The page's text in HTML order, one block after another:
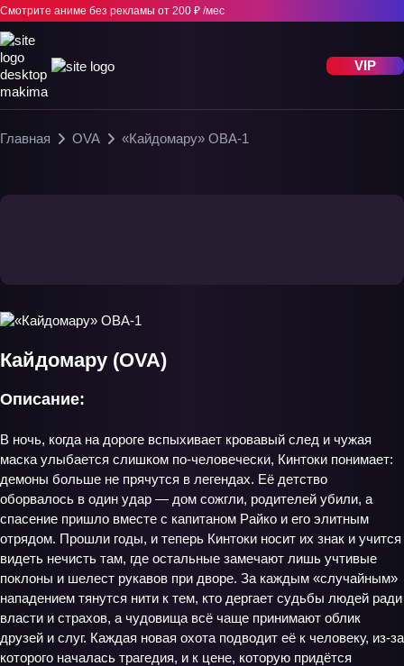
Смотрите аниме без рекламы от 200 ₽ /мес
VIP
Главная OVA «Кайдомару» ОВА-1
Кайдомару (OVA)
Описание:
В ночь, когда на дороге вспыхивает кровавый след и чужая
маска улыбается слишком по‑человечески, Кинтоки понимает:
демоны больше не прячутся в легендах. Её детство
оборвалось в один удар — дом сожгли, родителей убили, а
спасение пришло вместе с капитаном Райко и его элитным
отрядом. Прошли годы, и теперь Кинтоки носит их знак и учится
видеть нечисть там, где остальные замечают лишь учтивые
поклоны и шелест рукавов при дворе. За каждым «случайным»
нападением тянутся нити к тем, кто дергает судьбы людей ради
власти и страхов, а чудовища всё чаще принимают облик
друзей и слуг. Каждая новая охота подводит её к человеку, из‑за
которого началась трагедия, и к цене, которую придётся